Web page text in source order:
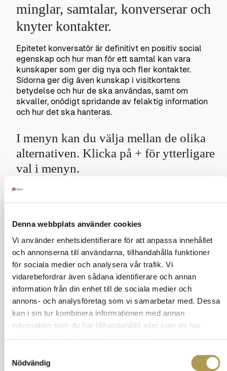
Denna webbplats använder cookies
Vi använder enhetsidentifierare för att anpassa innehållet
och annonserna till användarna, tillhandahålla funktioner
för sociala medier och analysera vår trafik. Vi
vidarebefordrar även sådana identifierare och annan
information från din enhet till de sociala medier och
annons- och analysföretag som vi samarbetar med. Dessa
kan i sin tur kombinera informationen med annan
information som du har tillhandahållit eller som de har
Nödvändig
Att vara gäst
Vilken festgäst är du
Bli festens medelpunkt
Husesyn så gör du rätt
Att vara gäst
minglar, samtalar, konverserar och
knyter kontakter.
Epitetet konversatör är definitivt en positiv social
egenskap och hur man för ett samtal kan vara
kunskaper som ger dig nya och fler kontakter.
Sidorna ger dig även kunskap i visitkortens
betydelse och hur de ska användas, samt om
skvaller, onödigt spridande av felaktig information
och hur det ska hanteras.
I menyn kan du välja mellan de olika
alternativen. Klicka på + för ytterligare
val i menyn.